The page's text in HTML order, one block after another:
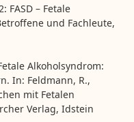
FASD – Fetale
und Fachleute,
Alkoholsyndrom:
In: Feldmann, R.,
mit Fetalen
Verlag, Idstein